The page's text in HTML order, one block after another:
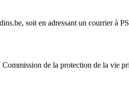
, soit en adressant un courrier à
de la protection de la vie